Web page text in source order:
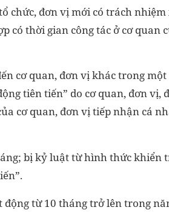
chức, đơn vị mới có trách
có thời gian công tác ở cơ quan
cơ quan, đơn vị khác trong
tiên tiến” do cơ quan, đơn vị,
cơ quan, đơn vị tiếp nhận cá
bị kỷ luật từ hình thức khiển
từ 10 tháng trở lên trong